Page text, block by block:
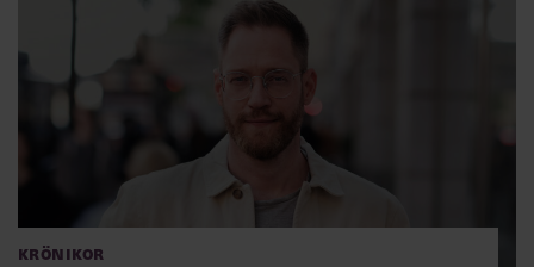
Krönikor